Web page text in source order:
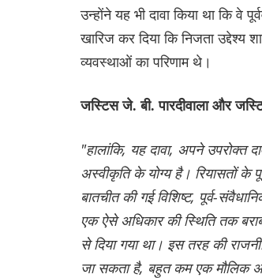
उन्होंने यह भी दावा किया था कि
खारिज कर दिया कि निजता उद्देश्य
व्यवस्थाओं का परिणाम थे।
जस्टिस जे. बी. पारदीवाला और
"हालांकि, यह दावा, अपने उपरोक्त
अस्वीकृति के योग्य है। रियासतों के
बातचीत की गई विशिष्ट, पूर्व-
एक ऐसे अधिकार की स्थिति तक
से दिया गया था। इस तरह की
जा सकता है, बहुत कम एक मौलिक